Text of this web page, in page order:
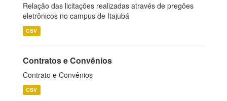
Relação das licitações realizadas através de pregões
eletrônicos no campus de Itajubá
CSV
Contratos e Convênios
Contrato e Convênios
CSV